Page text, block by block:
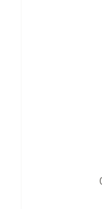
de Direito do Trabalho